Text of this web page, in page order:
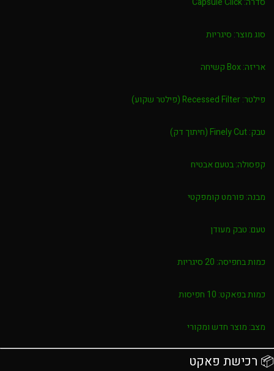
סוג מוצר: סיגריות
אריזה:
פילטר:
טבק:
קפסולה:בטעם אבטיח
מבנה: פורמט קומפקטי
טעם: טבק מעודן
כמות בחפיסה:
כמות בפאקט:
מצב: מוצר חדש ומקורי
📦 רכישת פאקט